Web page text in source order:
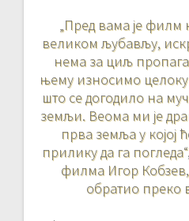
„Пред вама је филм
великом љубављу,
нема за циљ
њему износимо
што се догодило на
земљи. Веома ми је
прва земља у којој
прилику да га
филма Игор
обратио преко